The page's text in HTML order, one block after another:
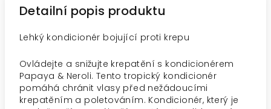
Detailní popis produktu
Lehký kondicionér bojující proti krepu
Ovládejte a snižujte krepatění s kondicionérem
Papaya & Neroli. Tento tropický kondicionér
pomáhá chránit vlasy před nežádoucími
krepatěním a poletováním. Kondicionér, který je